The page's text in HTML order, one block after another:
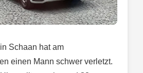
Schaan hat am
einen Mann schwer verletzt.